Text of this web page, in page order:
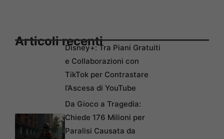
Articoli recentiDisney+: Tra Piani Gratuiti
e Collaborazioni con
TikTok per Contrastare
l’Ascesa di YouTube
Da Gioco a Tragedia:
Chiede 176 Milioni per
Paralisi Causata da